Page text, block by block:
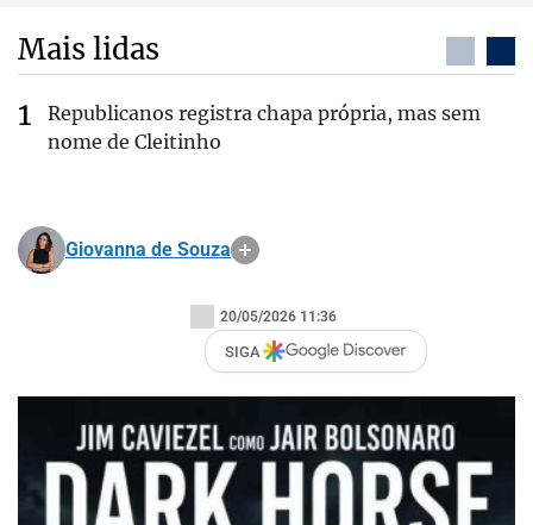
Mais lidas
Republicanos registra chapa própria, mas sem
nome de Cleitinho
Giovanna de Souza
20/05/2026 11:36
SIGA